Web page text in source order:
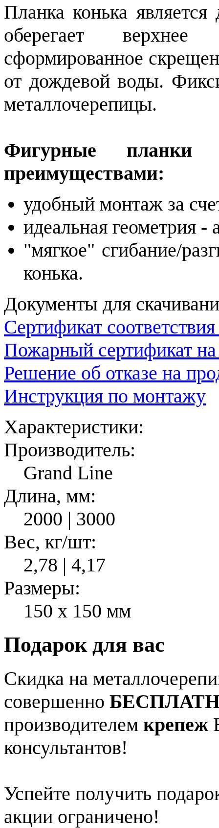
Планка конька
оберегает
сформированное
от дождевой воды.
металлочерепицы.
Фигурные планки
преимуществами:
удобный монтаж за
идеальная геометрия -
"мягкое" сгибание/
конька.
Документы для
Сертификат
Пожарный сертификат
Решение об отказе на
Инструкция по монтажу
Характеристики:
Производитель:
Grand Line
Длина, мм:
2000 | 3000
Вес, кг/шт:
2,78 | 4,17
Размеры:
150 x 150 мм
Подарок для вас
Скидка на
совершенно
производителем крепеж
консультантов!
Успейте получить
акции ограничено!